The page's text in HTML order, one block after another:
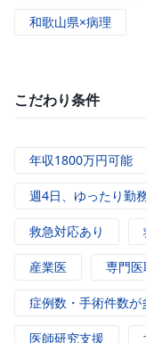
和歌山県×病理
こだわり条件
年収1800万円可能
週4日、ゆったり勤
救急対応あり
産業医 専門
症例数・手術件数が
医師研究支援